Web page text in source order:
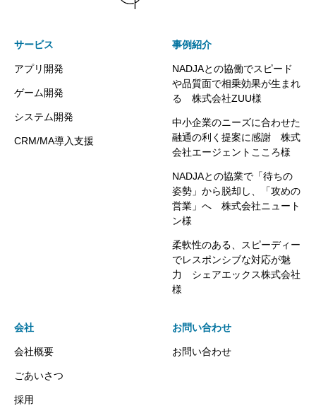
サービス
アプリ開発
ゲーム開発
システム開発
CRM/MA導入支援
事例紹介
NADJAとの協働でスピード
や品質面で相乗効果が生まれ
る 株式会社ZUU様
中小企業のニーズに合わせた
融通の利く提案に感謝 株式
会社エージェントこころ様
NADJAとの協業で「待ちの
姿勢」から脱却し、「攻めの
営業」へ 株式会社ニュート
ン様
柔軟性のある、スピーディー
でレスポンシブな対応が魅
力 シェアエックス株式会社
様
会社
会社概要
ごあいさつ
採用
お問い合わせ
お問い合わせ